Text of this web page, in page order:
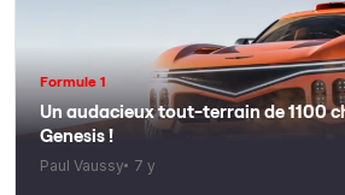
Formule 1
Un audacieux tout-terrain de 1100
Genesis !
Paul Vaussy 7 y